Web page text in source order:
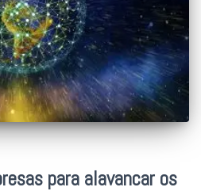
para alavancar os